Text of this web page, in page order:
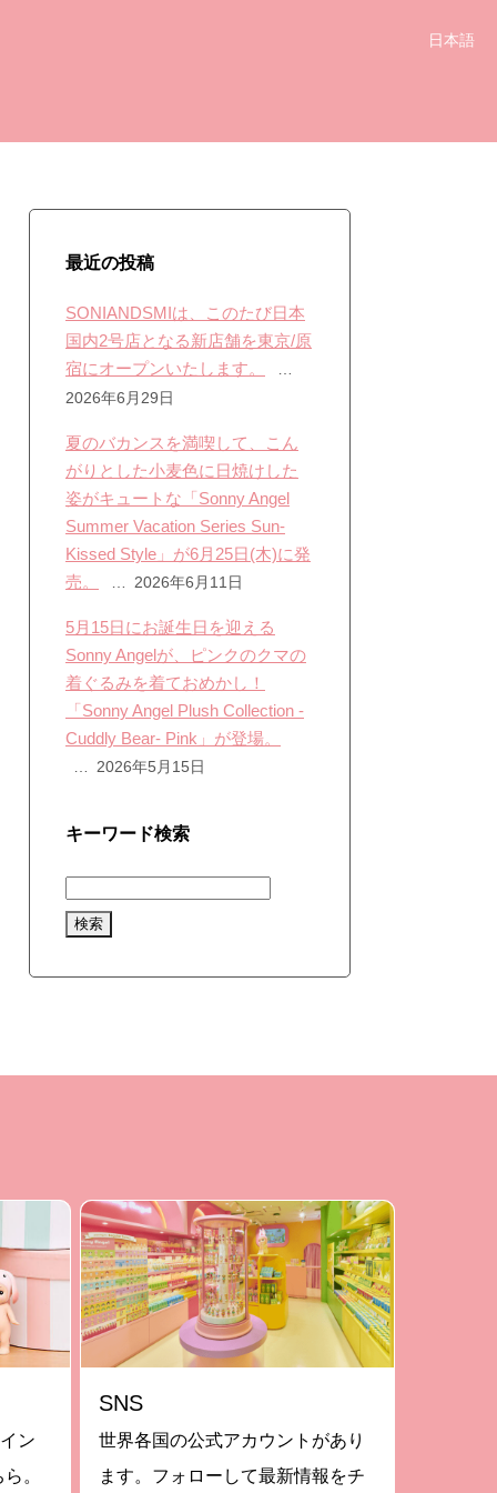
日本語
最近の投稿
SONIANDSMIは、このたび日本
国内2号店となる新店舗を東京/原
宿にオープンいたします。
2026年6月29日
夏のバカンスを満喫して、こん
がりとした小麦色に日焼けした
姿がキュートな「Sonny Angel
Summer Vacation Series Sun-
Kissed Style」が6月25日(木)に発
売。
2026年6月11日
5月15日にお誕生日を迎える
Sonny Angelが、ピンクのクマの
着ぐるみを着ておめかし！
「Sonny Angel Plush Collection -
Cuddly Bear- Pink」が登場。
2026年5月15日
キーワード検索
ン
。
SNS
世界各国の公式アカウントがあり
ます。フォローして最新情報をチ